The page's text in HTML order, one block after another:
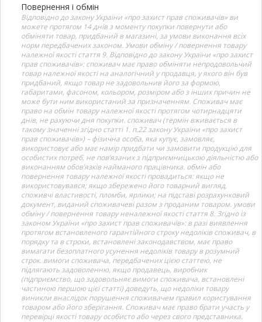
Повернення і обмін
Відповідно до закону України «про захист прав споживачів» ви
можете протягом 14 днів з моменту покупки повернути або
обміняти товар, придбаний в магазині, за умови виконання всіх
норм передбачених законом. Умови обміну / повернення товару
належної якості стаття 9. Відповідно до закону України «про захист
прав споживачів»: споживач має право обміняти непродовольчий
товар належної якості на аналогічний у продавця, у якого він був
придбаний, якщо товар не задовольнив його за формою,
габаритами, фасоном, кольором, розміром або з інших причин не
може бути ним використаний за призначенням. Споживач має
право на обмін товару належної якості протягом чотирнадцяти
днів, не рахуючи дня покупки. споживач (термін вживається в
такому значенні згідно статті 1. п.22 закону України «про захист
прав споживачів») – фізична особа, яка купує, замовляє,
використовує або має намір придбати чи замовити продукцію для
особистих потреб, не пов’язаних з підприємницькою діяльністю або
виконанням обов’язків найманого працівника. обмін або
повернення товару належної якості провадиться: якщо не
використовувався; якщо збережено його товарний вигляд,
споживчі властивості, пломби, ярлики; на підставі розрахунковий
документ, виданий споживачеві разом з проданим товаром. умови
обміну / повернення товару неналежної якості стаття 8. Згідно із
законом України «про захист прав споживачів»: в разі виявлення
протягом встановленого гарантійного строку недоліків споживач, в
порядку та в строки, встановлені законодавством, має право
вимагати безоплатного усунення недоліків товару в розумний
строк. вимоги споживача, передбачених цією статтею, не
підлягають задоволенню, якщо продавець, виробник
(підприємство, що задовольняє вимоги споживача, встановлені
частиною першою цієї статті) доведуть, що недоліки товару
виникли внаслідок порушення споживачем правил користування
товаром або його зберігання. Споживач має право брати участь у
перевірці якості товару особисто або через свого представника.